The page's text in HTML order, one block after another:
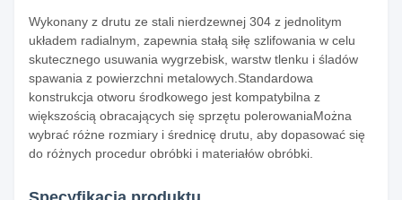
Wykonany z drutu ze stali nierdzewnej 304 z jednolitym
układem radialnym, zapewnia stałą siłę szlifowania w celu
skutecznego usuwania wygrzebisk, warstw tlenku i śladów
spawania z powierzchni metalowych.Standardowa
konstrukcja otworu środkowego jest kompatybilna z
większością obracających się sprzętu polerowaniaMożna
wybrać różne rozmiary i średnicę drutu, aby dopasować się
do różnych procedur obróbki i materiałów obróbki.